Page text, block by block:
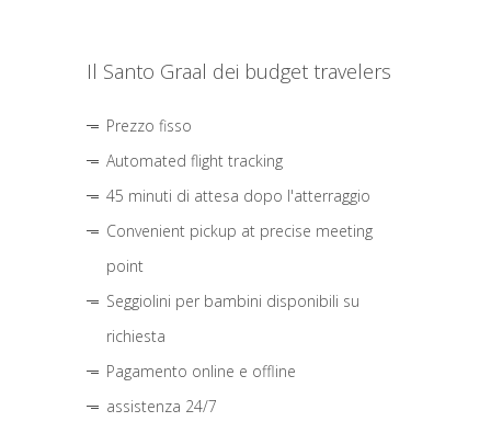
Il Santo Graal dei budget travelers
Prezzo fisso
Automated flight tracking
45 minuti di attesa dopo l'atterraggio
Convenient pickup at precise meeting
point
Seggiolini per bambini disponibili su
richiesta
Pagamento online e offline
assistenza 24/7